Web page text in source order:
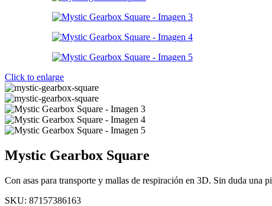
Click to enlarge
Mystic Gearbox Square
Con asas para transporte y mallas de respiración en 3D. Sin duda una
SKU: 87157386163